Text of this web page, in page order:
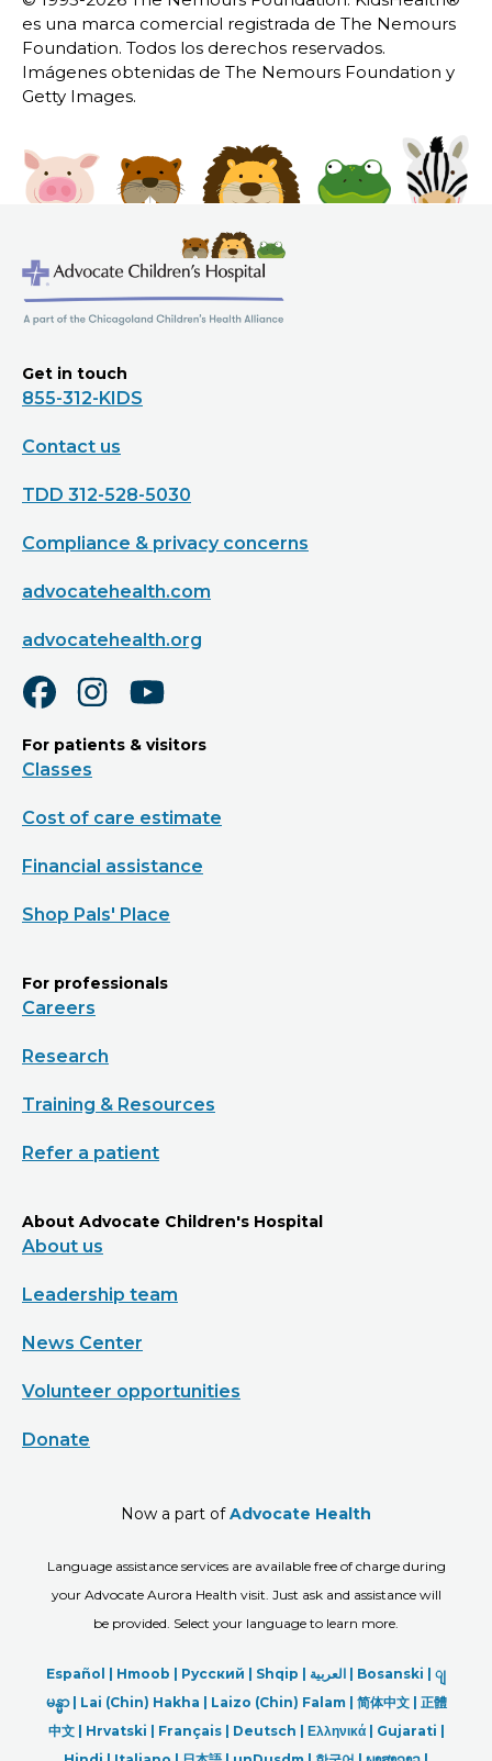
es una marca comercial registrada de The Nemours
Foundation. Todos los derechos reservados.
Imágenes obtenidas de The Nemours Foundation y
Getty Images.
Get in touch
855-312-KIDS
Contact us
TDD 312-528-5030
Compliance & privacy concerns
advocatehealth.com
advocatehealth.org
For patients & visitors
Classes
Cost of care estimate
Financial assistance
Shop Pals' Place
For professionals
Careers
Research
Training & Resources
Refer a patient
About Advocate Children's Hospital
About us
Leadership team
News Center
Volunteer opportunities
Donate
Now a part ofAdvocate Health
Language assistance services are available free of charge during
your Advocate Aurora Health visit. Just ask and assistance will
be provided. Select your language to learn more.
Español | Hmoob Русский Shqip العربیة Bosanski
ျ
မန္မာ| Lai (Chin) Hakha | Laizo (Chin) Falam | 简体中文 | 正體
中文 | Hrvatski | Français | Deutsch Ελληνικά | Gujarati |